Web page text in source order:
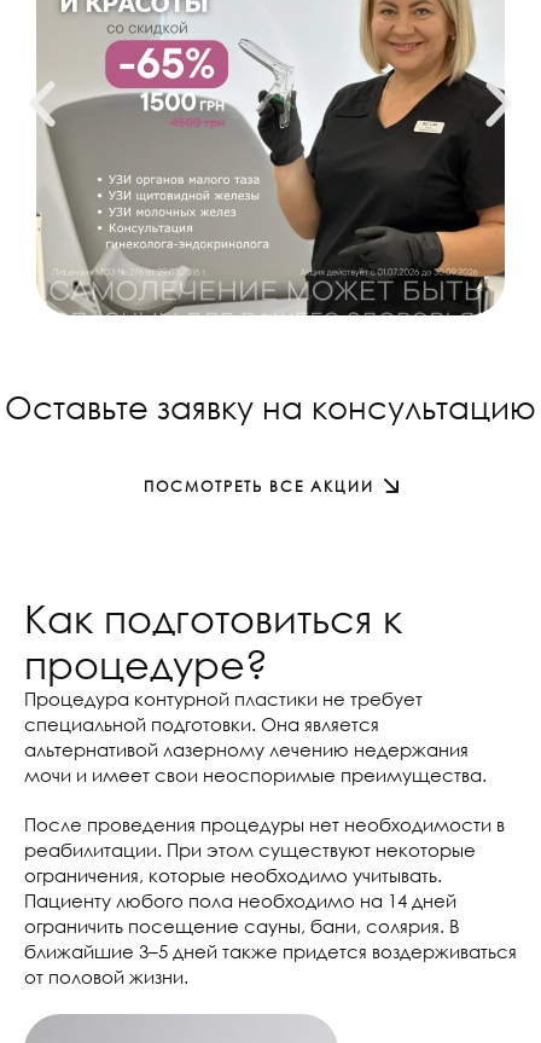
Оставьте заявку на консультацию
ПОСМОТРЕТЬ ВСЕ АКЦИИ
Как подготовиться к
процедуре?
Процедура контурной пластики не требует
специальной подготовки. Она является
альтернативой лазерному лечению недержания
мочи и имеет свои неоспоримые преимущества.
После проведения процедуры нет необходимости в
реабилитации. При этом существуют некоторые
ограничения, которые необходимо учитывать.
Пациенту любого пола необходимо на 14 дней
ограничить посещение сауны, бани, солярия. В
ближайшие 3–5 дней также придется воздерживаться
от половой жизни.